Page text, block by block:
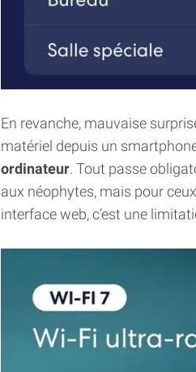
En revanche, mauvaise
matériel depuis un
ordinateur. Tout passe
aux néophytes, mais pour
interface web, c’est une